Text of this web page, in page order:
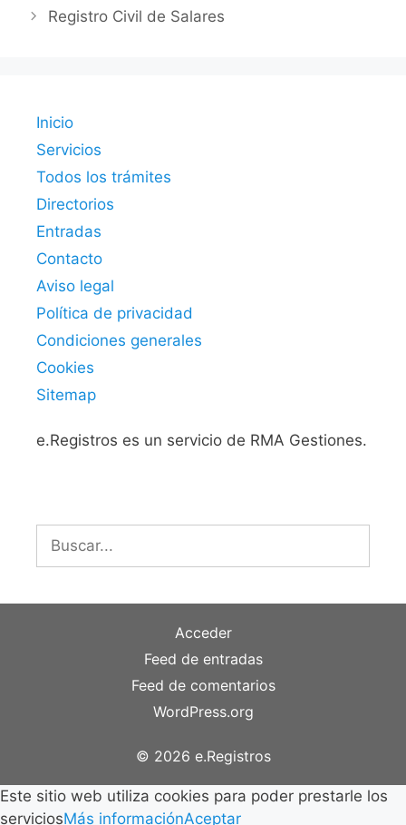
Registro Civil de Salares
Inicio
Servicios
Todos los trámites
Directorios
Entradas
Contacto
Aviso legal
Política de privacidad
Condiciones generales
Cookies
Sitemap
e.Registros es un servicio de RMA Gestiones.
Buscar:
Acceder
Feed de entradas
Feed de comentarios
WordPress.org
© 2026 e.Registros
Este sitio web utiliza cookies para poder prestarle los
serviciosMás informaciónAceptar